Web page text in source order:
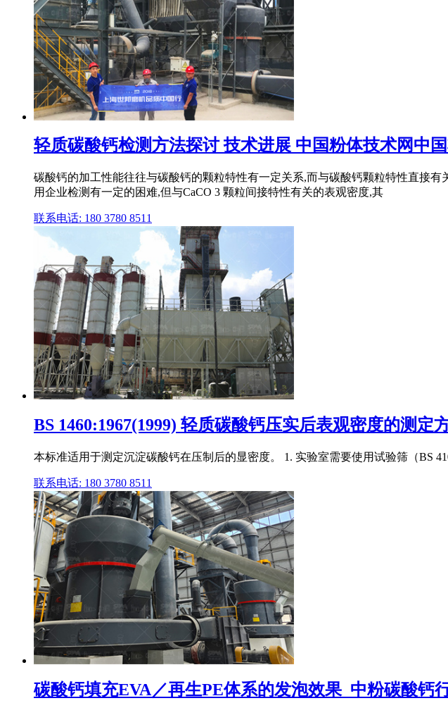
轻质碳酸钙检测方法探讨 技术进展 中国粉体技术网中
碳酸钙的加工性能往往与碳酸钙的颗粒特性有一定关系,而与碳酸钙颗粒特性直接
用企业检测有一定的困难,但与CaCO 3 颗粒间接特性有关的表观密度,其
联系电话: 180 3780 8511
BS 1460:1967(1999) 轻质碳酸钙压实后表观密度的测定
本标准适用于测定沉淀碳酸钙在压制后的显密度。 1. 实验室需要使用试验筛（BS
联系电话: 180 3780 8511
碳酸钙填充EVA／再生PE体系的发泡效果_中粉碳酸钙